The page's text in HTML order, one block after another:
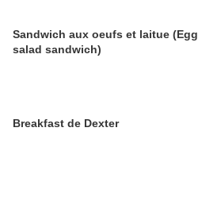
Sandwich aux oeufs et laitue (Egg
salad sandwich)
Breakfast de Dexter